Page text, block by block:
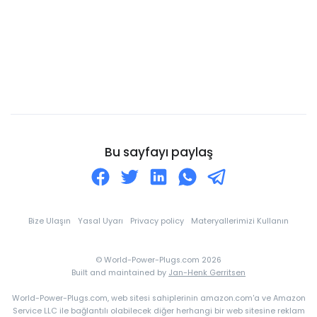
Dominik Cumhuriyeti
El Salvador
Bu sayfayı paylaş
Bize Ulaşın Yasal Uyarı Privacy policy Materyallerimizi Kullanın
© World-Power-Plugs.com 2026
Built and maintained by Jan-Henk Gerritsen
World-Power-Plugs.com, web sitesi sahiplerinin amazon.com'a ve Amazon
Service LLC ile bağlantılı olabilecek diğer herhangi bir web sitesine reklam